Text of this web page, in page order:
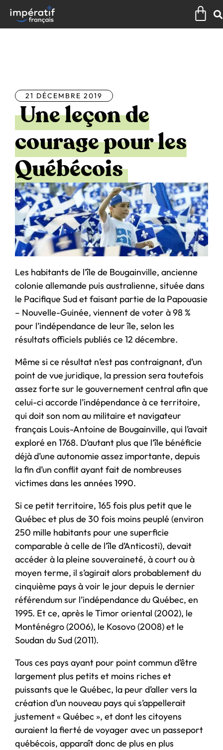
contenu
21 DÉCEMBRE 2019
Une leçon de
courage pour les
Québécois
Les habitants de l’île de Bougainville, ancienne
colonie allemande puis australienne, située dans
le Pacifique Sud et faisant partie de la Papouasie
– Nouvelle-Guinée, viennent de voter à 98 %
pour l’indépendance de leur île, selon les
résultats officiels publiés ce 12 décembre.
Même si ce résultat n’est pas contraignant, d’un
point de vue juridique, la pression sera toutefois
assez forte sur le gouvernement central afin que
celui-ci accorde l’indépendance à ce territoire,
qui doit son nom au militaire et navigateur
français Louis-Antoine de Bougainville, qui l’avait
exploré en 1768. D’autant plus que l’île bénéficie
déjà d’une autonomie assez importante, depuis
la fin d’un conflit ayant fait de nombreuses
victimes dans les années 1990.
Si ce petit territoire, 165 fois plus petit que le
Québec et plus de 30 fois moins peuplé (environ
250 mille habitants pour une superficie
comparable à celle de l’île d’Anticosti), devait
accéder à la pleine souveraineté, à court ou à
moyen terme, il s’agirait alors probablement du
cinquième pays à voir le jour depuis le dernier
référendum sur l’indépendance du Québec, en
1995. Et ce, après le Timor oriental (2002), le
Monténégro (2006), le Kosovo (2008) et le
Soudan du Sud (2011).
Tous ces pays ayant pour point commun d’être
largement plus petits et moins riches et
puissants que le Québec, la peur d’aller vers la
création d’un nouveau pays qui s’appellerait
justement « Québec », et dont les citoyens
auraient la fierté de voyager avec un passeport
québécois, apparaît donc de plus en plus